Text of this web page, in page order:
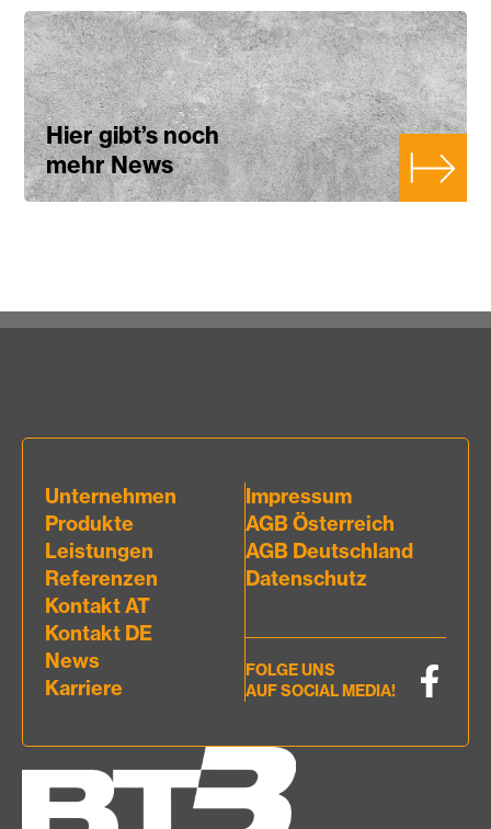
Hier gibt’s noch
mehr News
Unternehmen
Produkte
Leistungen
Referenzen
Kontakt AT
Kontakt DE
News
Karriere
Impressum
AGB Österreich
AGB Deutschland
Datenschutz
FOLGE UNS
AUF SOCIAL MEDIA!